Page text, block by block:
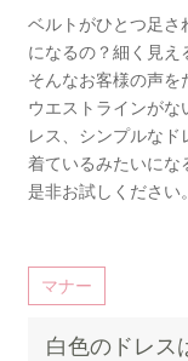
ベルトがひとつ足さ
になるの？細く見え
そんなお客様の声を
ウエストラインがな
レス、シンプルな
着ているみたいにな
是非お試しください。
マナー
白色のドレス